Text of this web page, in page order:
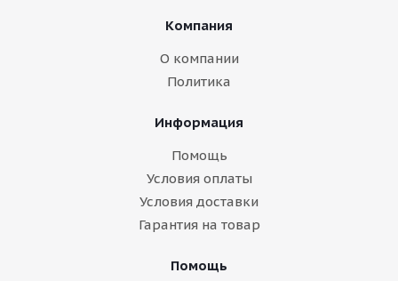
Компания
О компании
Политика
Информация
Помощь
Условия оплаты
Условия доставки
Гарантия на товар
Помощь